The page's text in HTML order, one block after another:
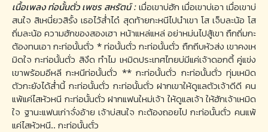
เนื้อเพลง ท่อนั้นตั่ว เพชร สหรัตน์ : เมื่อเขาบ่ฮัก เมื่อเขาบ่เอา เมื่อเขาบ่
สนใจ สิเหนี่ยวสิรั้ง เธอไว้ส่ำได๋ สุดท้ายกะหนีไปนำเขา โส เจ็บละน้อ โส
ถิ่มละน้อ ความฮักของสองเฮา หน้าแหล่แหล่ อย่าหม่นไปสู้เขา ถืกถิ่มกะ
ต้องทนเอา กะท่อนั้นตั่ว * ท่อนั้นตั่ว กะท่อนั้นตั่ว ถืกถีบหัวส่ง เขาคงเห
มิดใจ กะท่อนั้นตั่ว สิงึด ทำไม เหมิดประเทศไทยบ่มีแค่เจ้าดอกตี้ คู่แข่ง
เขาพร้อมอีหลี กะหนีท่อนั้นตั่ว ** กะท่อนั้นตั่ว กะท่อนั้นตั่ว ทุ่มเหมิด
ตัวกะยังได้ส่ำนี้ กะท่อนั้นตั่ว กะท่อนั้นตั่ว ฝากเขาให้ดูแลตัวเจ้าดีดี คน
แพ้แค่ไสหัวหนี กะท่อนั้นตั่ว ฝากแฟนใหม่เจ้า ให้ดูแลเจ้า ให้ฮักเจ้าเหมิด
ใจ ฐานะแฟนเก่าจั่งอ้าย เจ้าบ่สนใจ กะต้องถอยไป กะท่อนั้นตั่ว คนแพ้
แค่ไสหัวหนี.. กะท่อนั้นตั่ว